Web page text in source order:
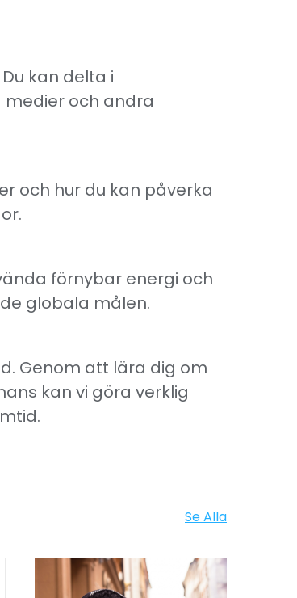
kan delta i
och andra
och hur du kan påverka
förnybar energi och
globala målen.
Genom att lära dig om
kan vi göra verklig
Se Alla